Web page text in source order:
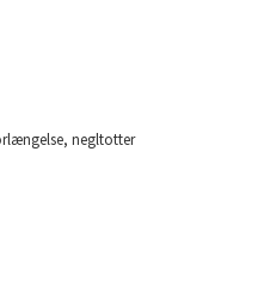
negltotter